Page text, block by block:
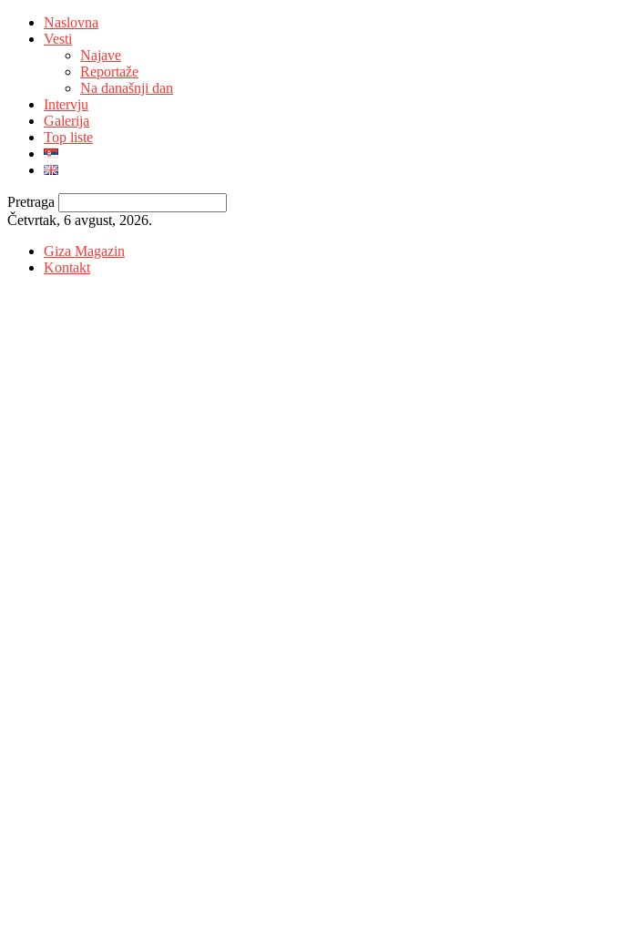
Naslovna
Vesti
Najave
Reportaže
Na današnji dan
Intervju
Galerija
Top liste
Pretraga
Četvrtak, 6 avgust, 2026.
Giza Magazin
Kontakt